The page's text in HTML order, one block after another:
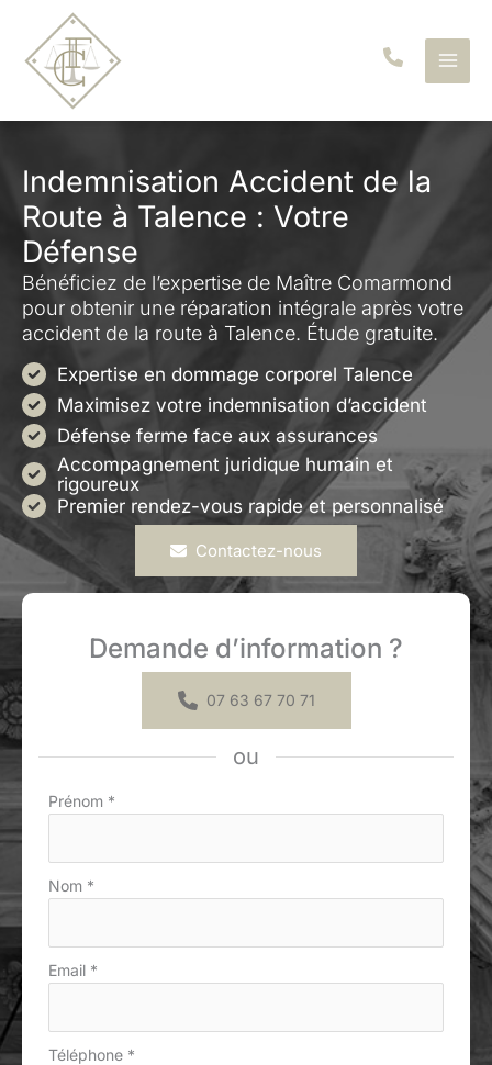
contenu
Indemnisation Accident de la
Route à Talence : Votre
Défense
Bénéficiez de l’expertise de Maître Comarmond
pour obtenir une réparation intégrale après votre
accident de la route à Talence. Étude gratuite.
Expertise en dommage corporel Talence
Maximisez votre indemnisation d’accident
Défense ferme face aux assurances
Accompagnement juridique humain et
rigoureux
Premier rendez-vous rapide et personnalisé
Contactez-nous
Demande d’information ?
07 63 67 70 71
ou
Formulaire
Prénom *
Nom *
Email *
Téléphone *